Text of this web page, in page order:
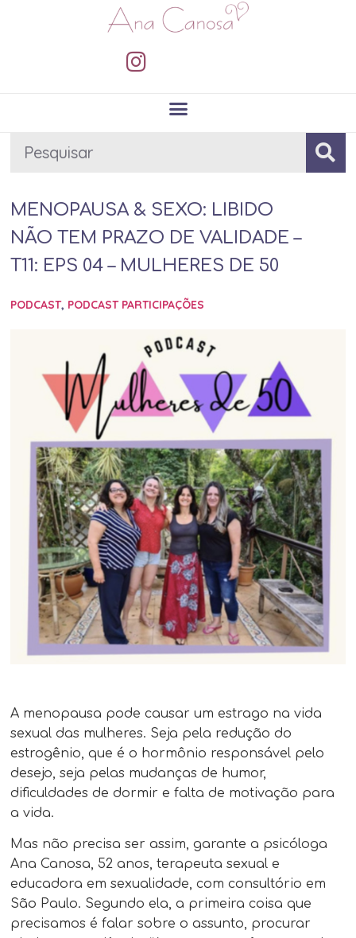
MENOPAUSA & SEXO: LIBIDO
NÃO TEM PRAZO DE VALIDADE –
T11: EPS 04 – MULHERES DE 50
PODCAST, PODCAST PARTICIPAÇÕES
A menopausa pode causar um estrago na vida
sexual das mulheres. Seja pela redução do
estrogênio, que é o hormônio responsável pelo
desejo, seja pelas mudanças de humor,
dificuldades de dormir e falta de motivação para
a vida.
Mas não precisa ser assim, garante a psicóloga
Ana Canosa, 52 anos, terapeuta sexual e
educadora em sexualidade, com consultório em
São Paulo. Segundo ela, a primeira coisa que
precisamos é falar sobre o assunto, procurar